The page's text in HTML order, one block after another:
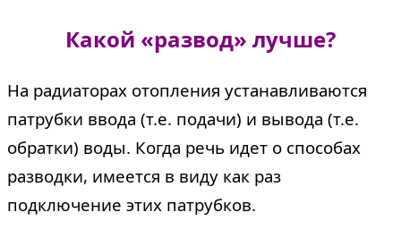
Какой «развод» лучше?
На радиаторах отопления устанавливаются
патрубки ввода (т.е. подачи) и вывода (т.е.
обратки) воды. Когда речь идет о способах
разводки, имеется в виду как раз
подключение этих патрубков.